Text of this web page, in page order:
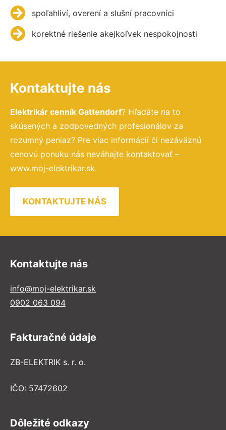
spoľahliví, overení a slušní pracovníci
korektné riešenie akejkoľvek nespokojnosti
Kontaktujte nás
Elektrikár cenník Gattendorf? Hľadáte na to
skúsených a zodpovedných profesionálov za
rozumný peniaz? Pre viac informácií či nezáväznú
cenovú ponuku nás neváhajte kontaktovať –
www.moj-elektrikar.sk.
KONTAKTUJTE NÁS
Kontaktujte nás
info@moj-elektrikar.sk
0902 063 094
Fakturačné údaje
ZB-ELEKTRIK s. r. o.
IČO: 57472602
Dôležité odkazy